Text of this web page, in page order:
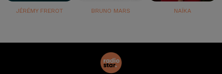
JÉRÉMY FREROT BRUNO MARS NAÏKA